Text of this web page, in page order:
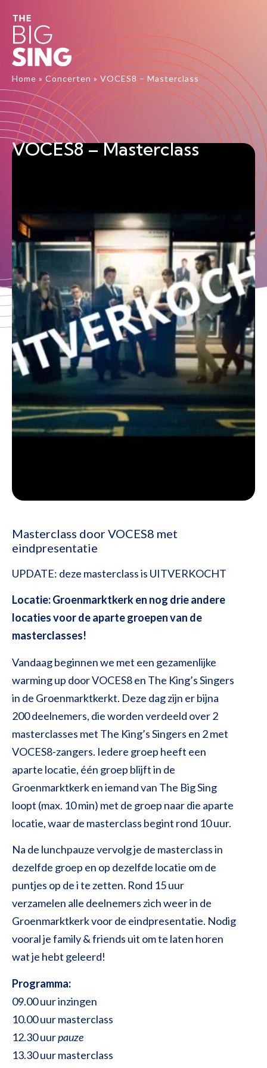
Home » Concerten» VOCES8 – Masterclass
VOCES8 – Masterclass
Masterclass door VOCES8 met
eindpresentatie
UPDATE: deze masterclass is UITVERKOCHT
Locatie: Groenmarktkerk en nog drie andere
locaties voor de aparte groepen van de
masterclasses!
Vandaag beginnen we met een gezamenlijke
warming up door VOCES8 en The King’s Singers
in de Groenmarktkerkt. Deze dag zijn er bijna
200 deelnemers, die worden verdeeld over 2
masterclasses met The King’s Singers en 2 met
VOCES8-zangers. Iedere groep heeft een
aparte locatie, één groep blijft in de
Groenmarktkerk en iemand van The Big Sing
loopt (max. 10 min) met de groep naar die aparte
locatie, waar de masterclass begint rond 10 uur.
Na de lunchpauze vervolg je de masterclass in
dezelfde groep en op dezelfde locatie om de
puntjes op de i te zetten. Rond 15 uur
verzamelen alle deelnemers zich weer in de
Groenmarktkerk voor de eindpresentatie. Nodig
vooral je family & friends uit om te laten horen
wat je hebt geleerd!
Programma:
09.00 uur inzingen
10.00 uur masterclass
12.30 uurpauze
13.30 uur masterclass